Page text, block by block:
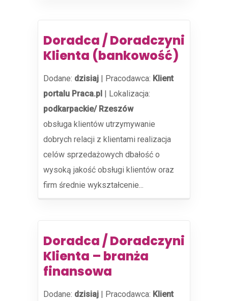
Doradca / Doradczyni
Klienta (bankowość)
Dodane: dzisiaj | Pracodawca: Klient
portalu Praca.pl | Lokalizacja:
podkarpackie/ Rzeszów
obsługa klientów utrzymywanie
dobrych relacji z klientami realizacja
celów sprzedażowych dbałość o
wysoką jakość obsługi klientów oraz
firm średnie wykształcenie...
Doradca / Doradczyni
Klienta – branża
finansowa
Dodane: dzisiaj | Pracodawca: Klient